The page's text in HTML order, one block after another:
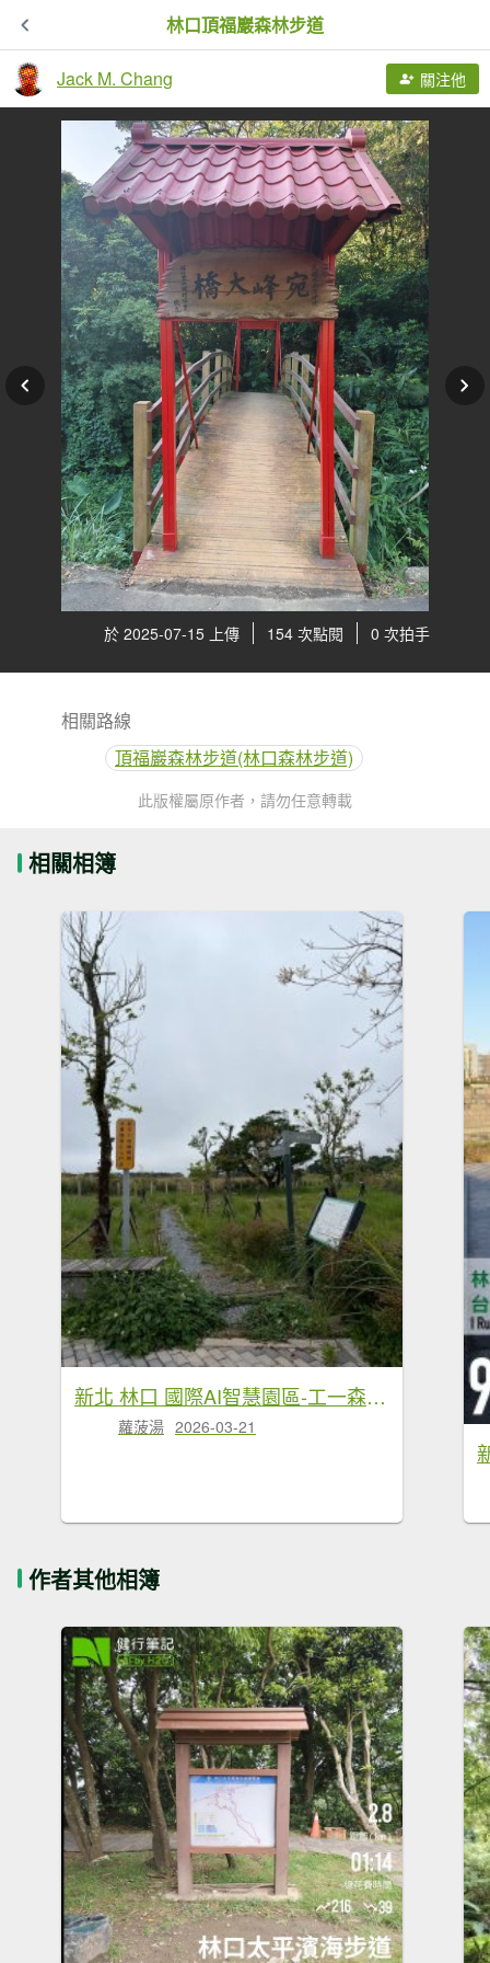
林口頂福巖森林步道
Jack M. Chang 關注他
於 2025-07-15 上傳 154 次點閱 0 次拍手
相關路線
頂福巖森林步道(林口森林步道)
此版權屬原作者，請勿任意轉載
相關相簿
新北 林口 國際AI智慧園區-工一森林小徑-雪花步道-祖師巖登山步道-湖內公園
蘿菠湯 2026-03-21
作者其他相簿